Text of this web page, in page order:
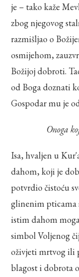
je – tako kaže
zbog njegovog
razmišljao o
osmijehom,
Božijoj dobroti.
od Boga doznati
Gospodar mu je
Onoga
Isa, hvaljen u
dahom, koji je
potvrdio čistoću
glinenim pticama
istim dahom
simbol Voljenog
oživjeti mrtvog ili
blagost i dobrota